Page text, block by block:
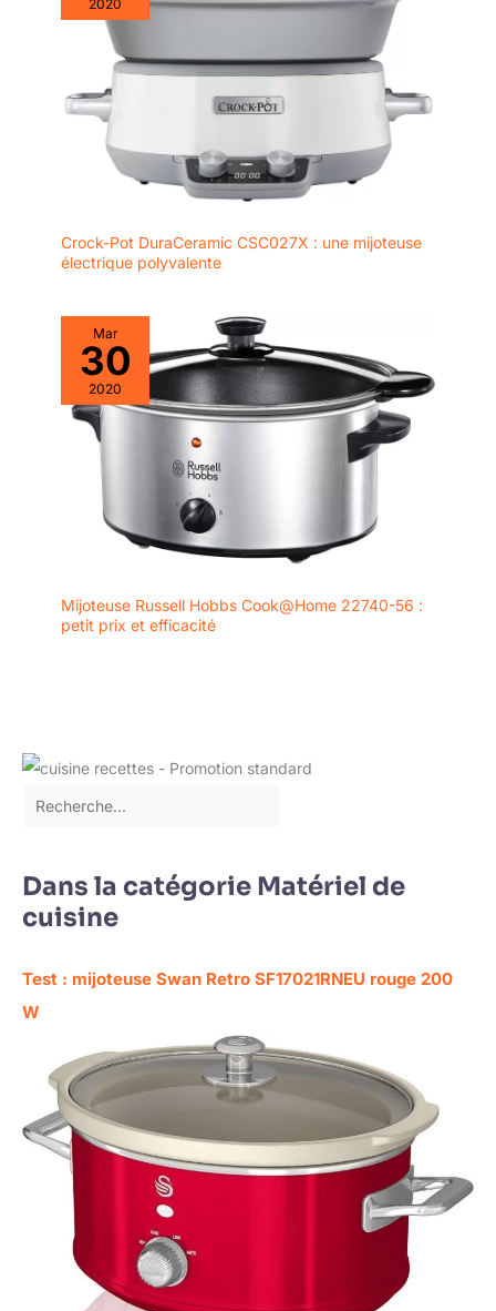
2020
Crock-Pot DuraCeramic CSC027X : une mijoteuse
électrique polyvalente
Mar
30
2020
Mijoteuse Russell Hobbs Cook@Home 22740-56 :
petit prix et efficacité
Dans la catégorie Matériel de
cuisine
Test : mijoteuse Swan Retro SF17021RNEU rouge 200
W